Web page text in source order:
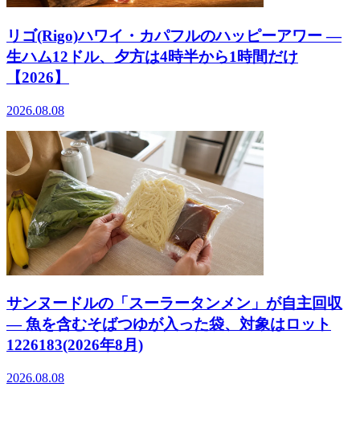
リゴ(Rigo)ハワイ・カパフルのハッピーアワー ―
生ハム12ドル、夕方は4時半から1時間だけ
【2026】
2026.08.08
サンヌードルの「スーラータンメン」が自主回収
― 魚を含むそばつゆが入った袋、対象はロット
1226183(2026年8月)
2026.08.08